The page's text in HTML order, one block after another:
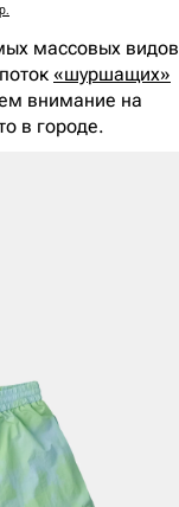
массовых видов
«шуршащих»
внимание на
в городе.